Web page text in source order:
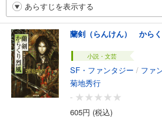
あらすじを表示する
蘭剣（らんけん） から
小説・文芸
SF・ファンタジー / ファン
菊地秀行
-
605円 (税込)